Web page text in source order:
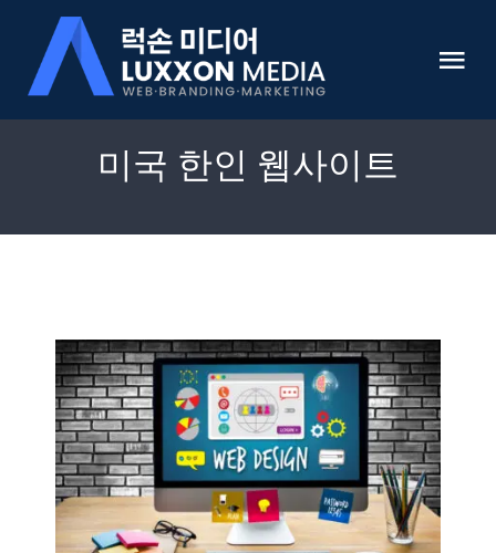
content
쇼핑몰 개발
온라인 마케팅
서비스
미국 한인 웹사이트